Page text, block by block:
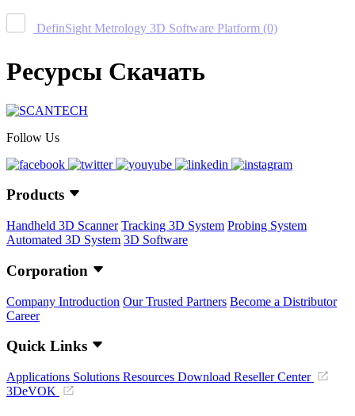
DefinSight Metrology 3D Software Platform (0)
Ресурсы Скачать
Follow Us
Products
Handheld 3D Scanner Tracking 3D System Probing System
Automated 3D System 3D Software
Corporation
Company Introduction Our Trusted Partners Become a Distributor
Career
Quick Links
Applications Solutions Resources Download Reseller Center
3DeVOK